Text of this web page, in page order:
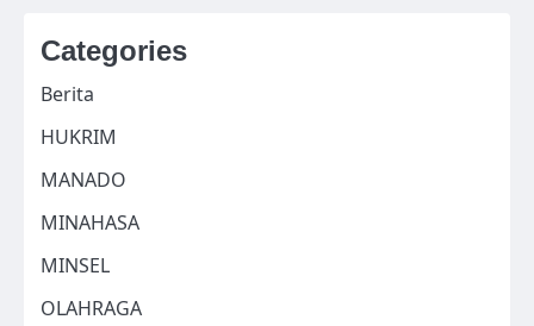
Categories
Berita
HUKRIM
MANADO
MINAHASA
MINSEL
OLAHRAGA